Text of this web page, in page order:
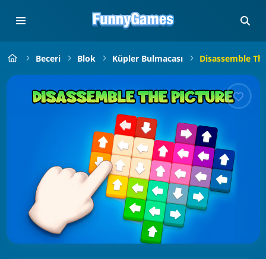
Beceri Blok Küpler Bulmacası Disassemble